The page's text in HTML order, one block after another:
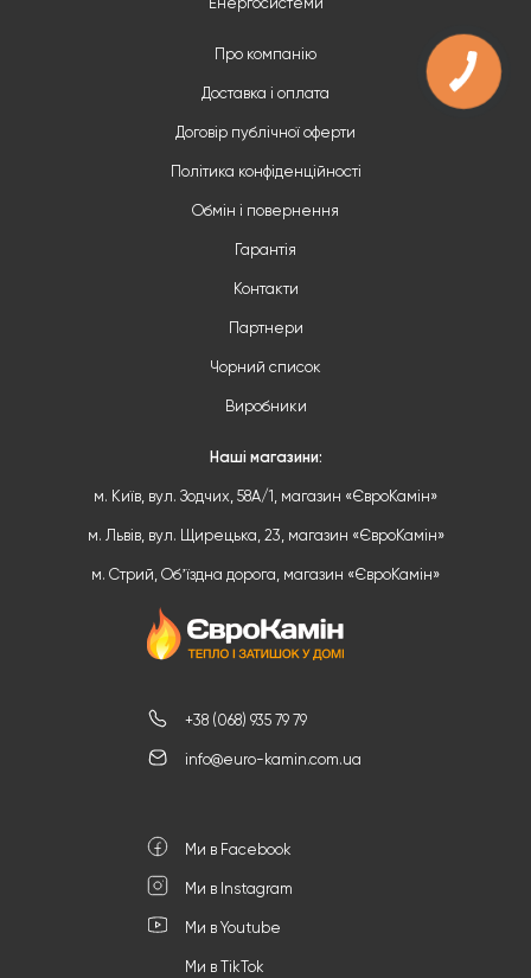
+38 (068) 935 79 79
info@euro-kamin.com.ua
Ми в Facebook
Ми в Instagram
Ми в Youtube
Ми в TikTok
Енергосистеми
Про компанію
Доставка і оплата
Договір публічної оферти
Політика конфіденційності
Обмін і повернення
Гарантія
Контакти
Партнери
Чорний список
Виробники
Наші магазини:
м. Київ, вул. Зодчих, 58А/1, магазин «ЄвроКамін»
м. Львів, вул. Щирецька, 23, магазин «ЄвроКамін»
м. Стрий, Обʼїздна дорога, магазин «ЄвроКамін»